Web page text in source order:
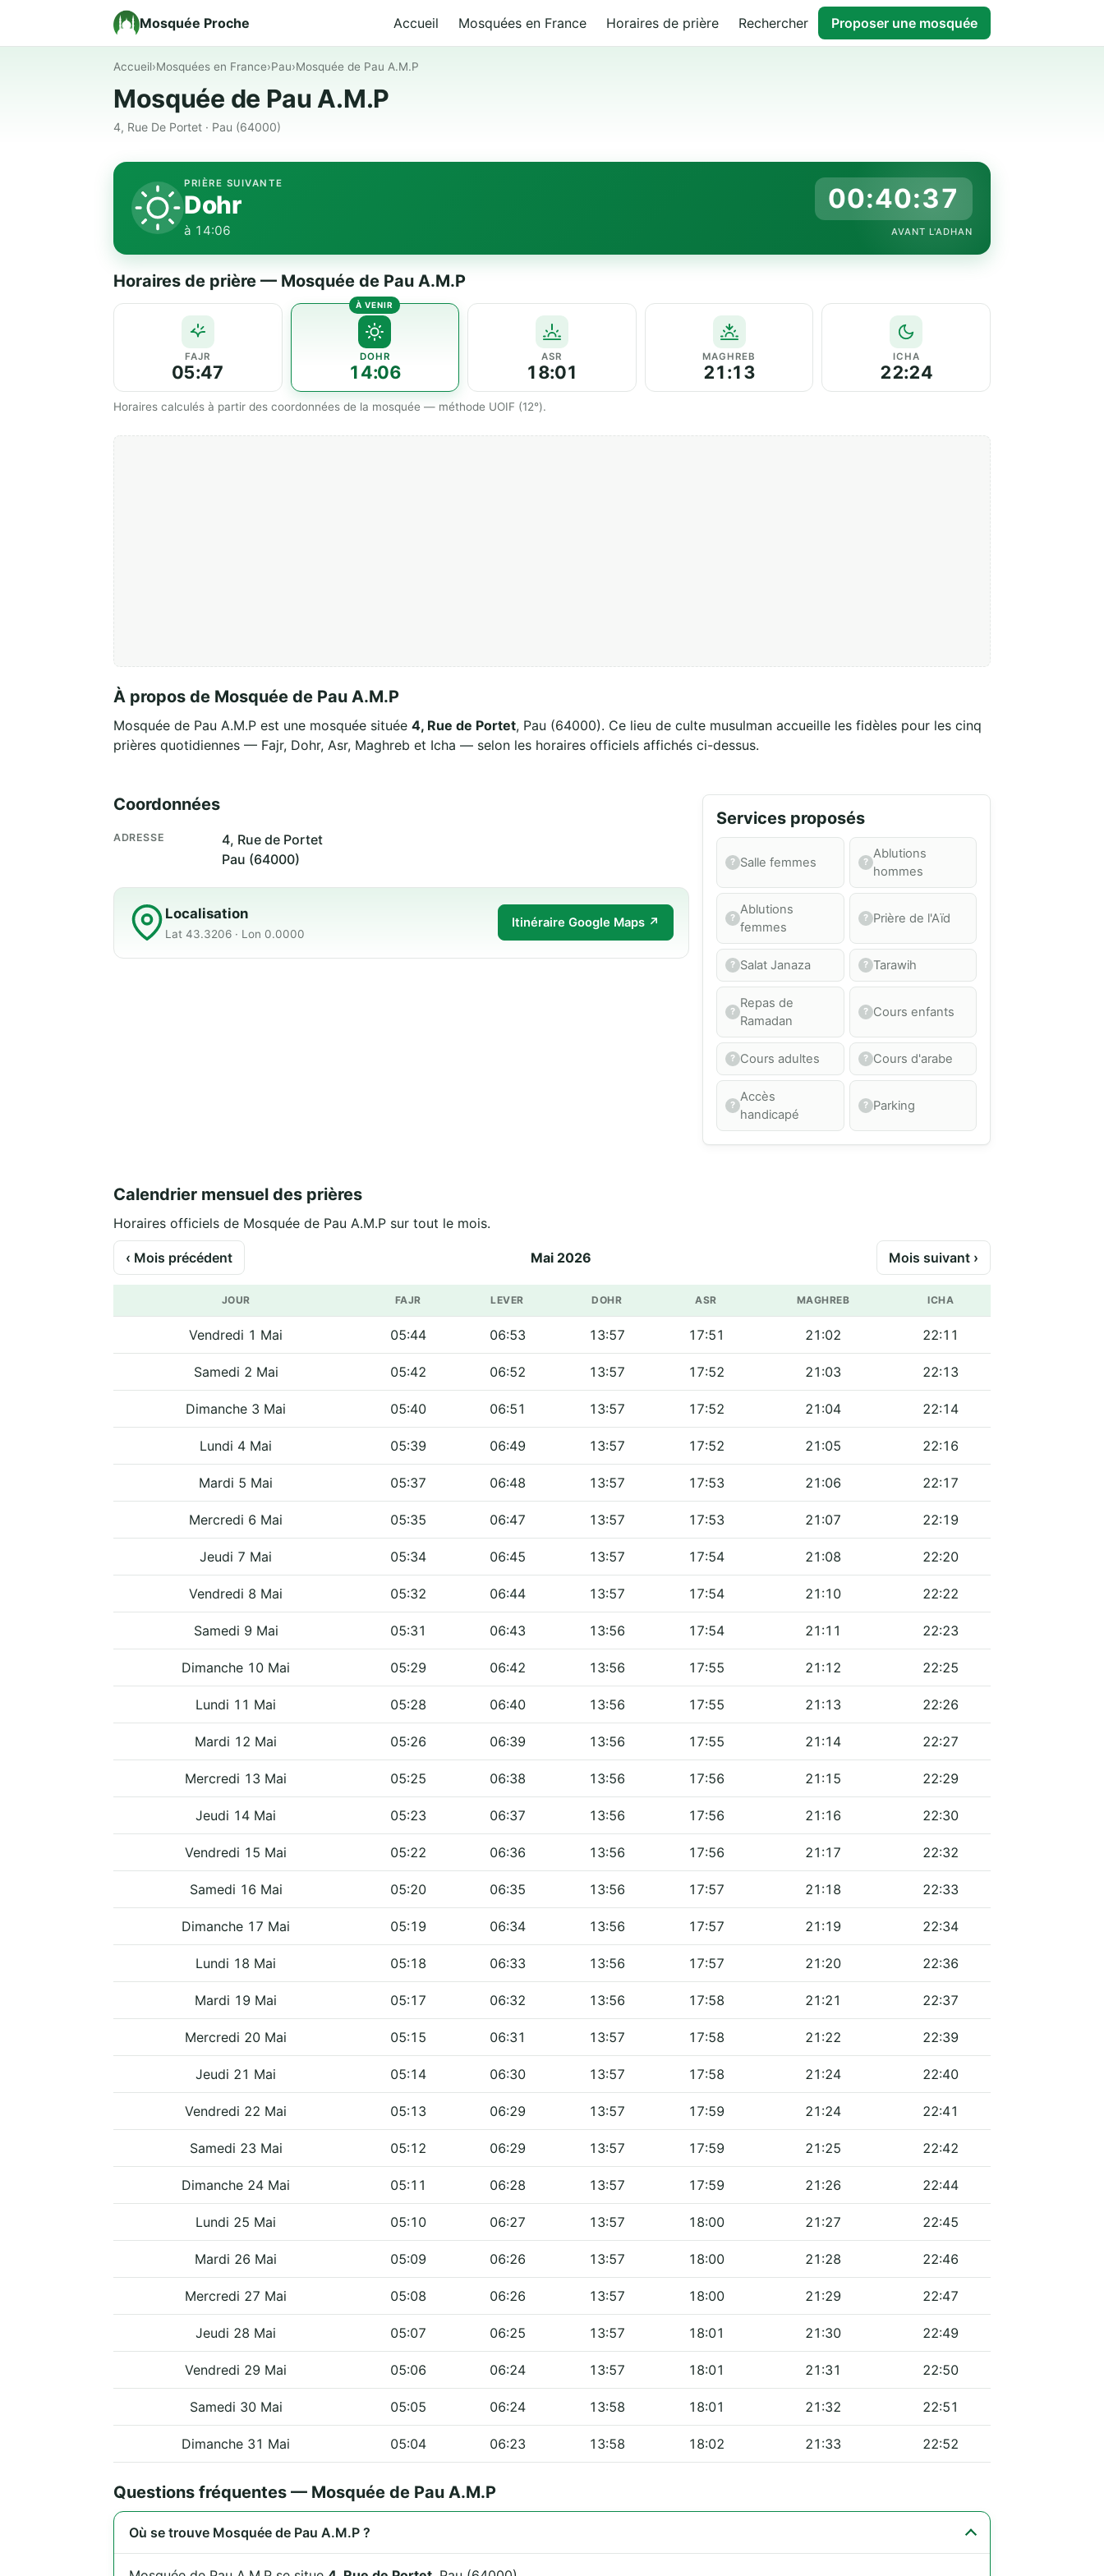
Mosquée Proche Accueil Mosquées en France Horaires de prière Rechercher Proposer une mosquée
Accueil›Mosquées en France›Pau›Mosquée de Pau A.M.P
Mosquée de Pau A.M.P
4, Rue De Portet · Pau (64000)
PRIÈRE SUIVANTE
Dohr
à 14:06
00:40:36
AVANT L'ADHAN
Horaires de prière — Mosquée de Pau A.M.P
FAJR
05:47
DOHR
14:06
ASR
18:01
MAGHREB
21:13
ICHA
22:24
Horaires calculés à partir des coordonnées de la mosquée — méthode UOIF (12°).
À propos de Mosquée de Pau A.M.P
Mosquée de Pau A.M.P est une mosquée située 4, Rue de Portet, Pau (64000). Ce lieu de culte musulman accueille les fidèles pour les cinq
prières quotidiennes — Fajr, Dohr, Asr, Maghreb et Icha — selon les horaires officiels affichés ci-dessus.
Coordonnées
ADRESSE
4, Rue de Portet
Pau (64000)
Localisation
Lat 43.3206 · Lon 0.0000
Itinéraire Google Maps ↗
Services proposés
Salle femmes
Ablutions
hommes
Ablutions
femmes
Prière de l'Aïd
Salat Janaza Tarawih
Repas de
Ramadan
Cours enfants
Cours adultes Cours d'arabe
Accès
handicapé
Parking
Calendrier mensuel des prières
Horaires officiels de Mosquée de Pau A.M.P sur tout le mois.
‹ Mois précédent Mai 2026 Mois suivant ›
JOUR FAJR LEVER DOHR ASR MAGHREB ICHA
Vendredi 1 Mai 05:44 06:53 13:57 17:51 21:02 22:11
Samedi 2 Mai 05:42 06:52 13:57 17:52 21:03 22:13
Dimanche 3 Mai 05:40 06:51 13:57 17:52 21:04 22:14
Lundi 4 Mai 05:39 06:49 13:57 17:52 21:05 22:16
Mardi 5 Mai 05:37 06:48 13:57 17:53 21:06 22:17
Mercredi 6 Mai 05:35 06:47 13:57 17:53 21:07 22:19
Jeudi 7 Mai 05:34 06:45 13:57 17:54 21:08 22:20
Vendredi 8 Mai 05:32 06:44 13:57 17:54 21:10 22:22
Samedi 9 Mai 05:31 06:43 13:56 17:54 21:11 22:23
Dimanche 10 Mai 05:29 06:42 13:56 17:55 21:12 22:25
Lundi 11 Mai 05:28 06:40 13:56 17:55 21:13 22:26
Mardi 12 Mai 05:26 06:39 13:56 17:55 21:14 22:27
Mercredi 13 Mai 05:25 06:38 13:56 17:56 21:15 22:29
Jeudi 14 Mai 05:23 06:37 13:56 17:56 21:16 22:30
Vendredi 15 Mai 05:22 06:36 13:56 17:56 21:17 22:32
Samedi 16 Mai 05:20 06:35 13:56 17:57 21:18 22:33
Dimanche 17 Mai 05:19 06:34 13:56 17:57 21:19 22:34
Lundi 18 Mai 05:18 06:33 13:56 17:57 21:20 22:36
Mardi 19 Mai 05:17 06:32 13:56 17:58 21:21 22:37
Mercredi 20 Mai 05:15 06:31 13:57 17:58 21:22 22:39
Jeudi 21 Mai 05:14 06:30 13:57 17:58 21:24 22:40
Vendredi 22 Mai 05:13 06:29 13:57 17:59 21:24 22:41
Samedi 23 Mai 05:12 06:29 13:57 17:59 21:25 22:42
Dimanche 24 Mai 05:11 06:28 13:57 17:59 21:26 22:44
Lundi 25 Mai 05:10 06:27 13:57 18:00 21:27 22:45
Mardi 26 Mai 05:09 06:26 13:57 18:00 21:28 22:46
Mercredi 27 Mai 05:08 06:26 13:57 18:00 21:29 22:47
Jeudi 28 Mai 05:07 06:25 13:57 18:01 21:30 22:49
Vendredi 29 Mai 05:06 06:24 13:57 18:01 21:31 22:50
Samedi 30 Mai 05:05 06:24 13:58 18:01 21:32 22:51
Dimanche 31 Mai 05:04 06:23 13:58 18:02 21:33 22:52
Questions fréquentes — Mosquée de Pau A.M.P
Où se trouve Mosquée de Pau A.M.P ?